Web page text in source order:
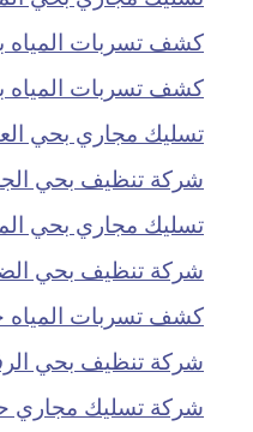
كشف تسربات المياه
كشف تسربات المياه
تسليك مجاري بحي
شركة تنظيف بحي
تسليك مجاري بحي
شركة تنظيف بحي
كشف تسربات المياه
شركة تنظيف بحي
شركة تسليك مجاري